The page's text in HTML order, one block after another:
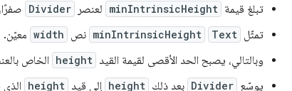
تبلغ قيمة minIntrinsicHeight لعنصر Divider
تمثّل Text
minIntrinsicHeight نص width معيّن.
وبالتالي، يصبح الحد الأقصى لقيمة القيد height الخاص
يوسّع Divider بعد ذلك height إلى قيد height